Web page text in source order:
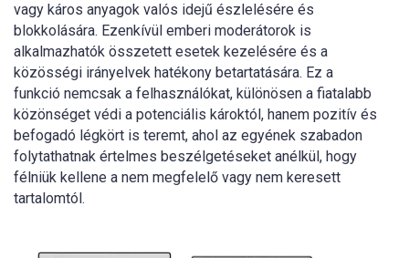
vagy káros anyagok valós idejű észlelésére és
blokkolására. Ezenkívül emberi moderátorok is
alkalmazhatók összetett esetek kezelésére és a
közösségi irányelvek hatékony betartatására. Ez a
funkció nemcsak a felhasználókat, különösen a fiatalabb
közönséget védi a potenciális károktól, hanem pozitív és
befogadó légkört is teremt, ahol az egyének szabadon
folytathatnak értelmes beszélgetéseket anélkül, hogy
félniük kellene a nem megfelelő vagy nem keresett
tartalomtól.